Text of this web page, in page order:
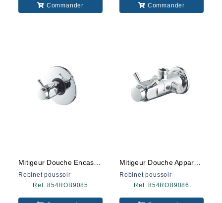
Commander Commander
Mitigeur Douche Encastre 9085
Robinet poussoir
Ref. 854ROB9085
Mitigeur Douche Apparent 9086
Robinet poussoir
Ref. 854ROB9086